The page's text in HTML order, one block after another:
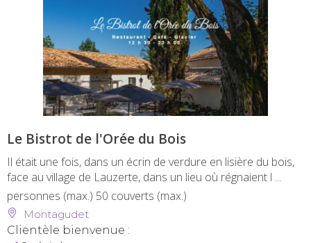
Le Bistrot de l'Orée du Bois
Il était une fois, dans un écrin de verdure en lisière du bois,
face au village de Lauzerte, dans un lieu où régnaient l ...
personnes (max.) 50 couverts (max.)
Montagudet
Clientèle bienvenue :